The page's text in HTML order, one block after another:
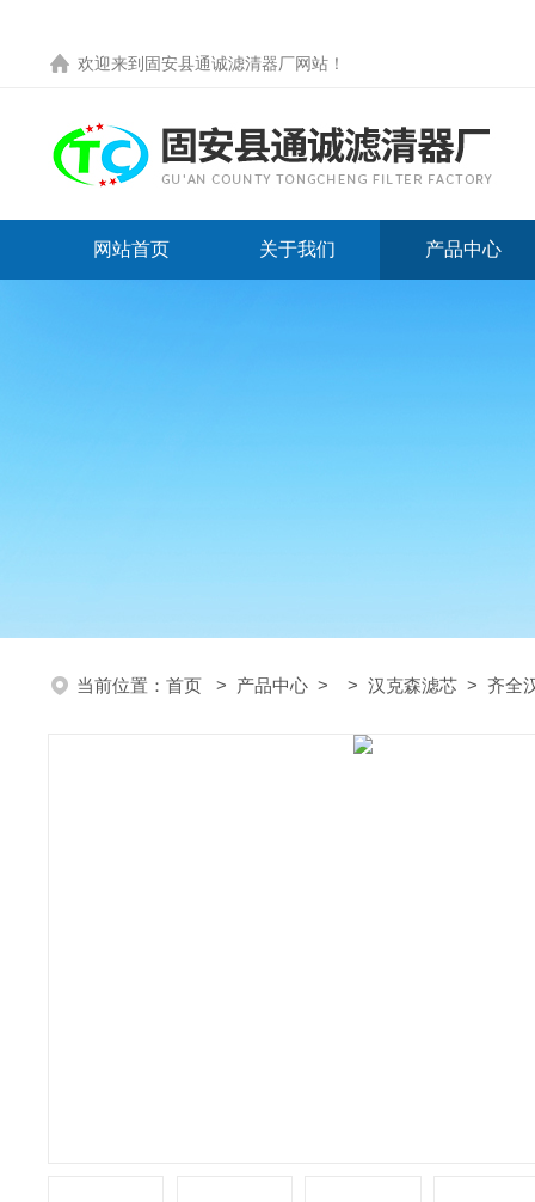
欢迎来到 固安县通诚滤清器厂网站 ！
网站首页 关于我们 产品中心
当前位置： 首页 > 产品中心 > > 汉克森滤芯 > 齐全